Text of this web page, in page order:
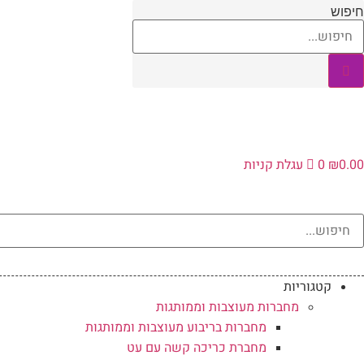
דלג
לתוכן
חיפוש
₪0.00
0 עגלת קניות
קטגוריות
מחברות מעוצבות וממותגות
מחברות בריבוע מעוצבות וממותגות
מחברת כריכה קשה עם עט